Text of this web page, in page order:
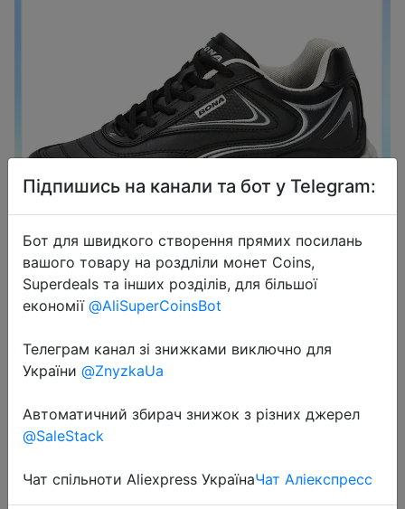
2024-04-04
BONA New Designers Action
Outdoor Casual Shoes Man Trendy
Leisure Footwear Male Walking
Shoes 69276
$15.74
Підпишись на канали та бот у Telegram:
Бот для швидкого створення прямих посилань
вашого товару на роздліли монет Coins,
Superdeals та інших розділів, для більшої
економії @AliSuperCoinsBot
Телеграм канал зі знижками виключно для
України @ZnyzkaUa
Автоматичний збирач знижок з різних джерел
@SaleStack
Чат спільноти Aliexpress УкраїнаЧат Аліекспресс